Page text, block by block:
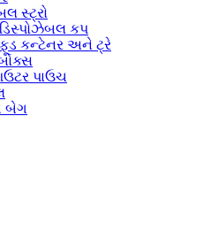
સ્ટ્રો
કપ
કન્ટેનર અને ટ્રે
પાઉચ
બેગ